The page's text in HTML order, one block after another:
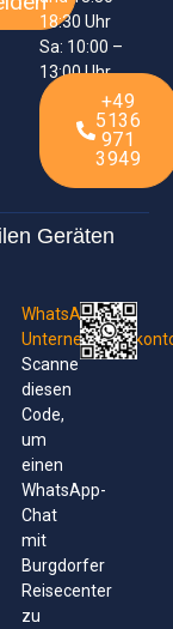
18:30 Uhr
Sa: 10:00 –
13:00 Uhr
+49
5136
971
3949
Geräten
WhatsApp-
Scanne
diesen
Code,
um
einen
WhatsApp-
Chat
mit
Burgdorfer
Reisecenter
zu